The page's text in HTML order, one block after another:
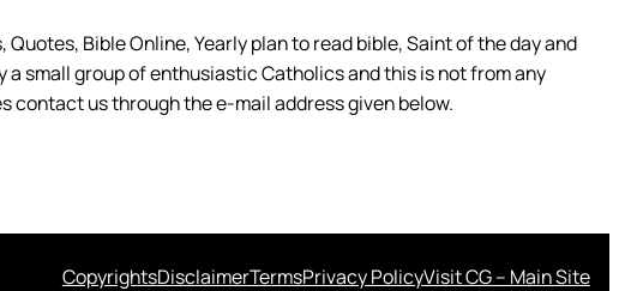
Bible Online, Yearly plan to read bible, Saint of the day and
small group of enthusiastic Catholics and this is not from any
contact us through the e-mail address given below.
CopyrightsDisclaimerTermsPrivacy PolicyVisit CG – Main Site